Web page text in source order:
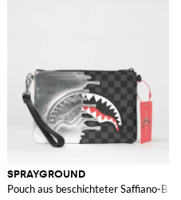
SPRAYGROUND
Pouch aus beschichteter Saffiano-